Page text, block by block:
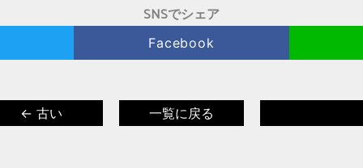
SNSでシェア
Facebook
← 古い 一覧に戻る